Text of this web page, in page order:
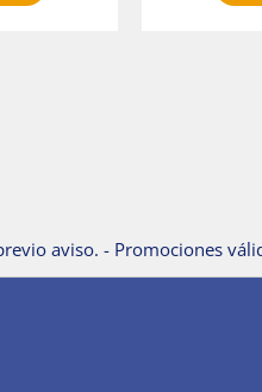
aviso. - Promociones